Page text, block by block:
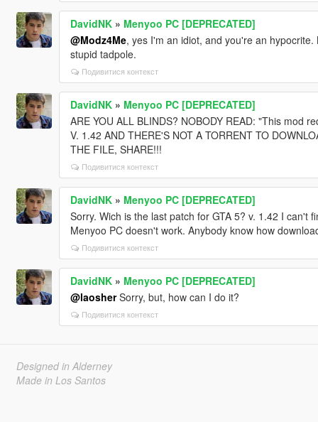
DavidNK» Menyoo PC [DEPRECATED]
@Modz4Me, yes I'm an idiot, and you're an
stupid tadpole.
Подивитися контекст
DavidNK» Menyoo PC [DEPRECATED]
ARE YOU ALL BLINDS? NOBODY READ: "This mod
V. 1.42 AND THERE'S NOT A TORRENT TO
THE FILE, SHARE!!!
Подивитися контекст
DavidNK» Menyoo PC [DEPRECATED]
Sorry. Wich is the last patch for GTA 5? v. 1.42 I can't
Menyoo PC doesn't work. Anybody know how
Подивитися контекст
DavidNK» Menyoo PC [DEPRECATED]
@laosherSorry, but, how can I do it?
Подивитися контекст
Designed in Alderney
Made in Los Santos